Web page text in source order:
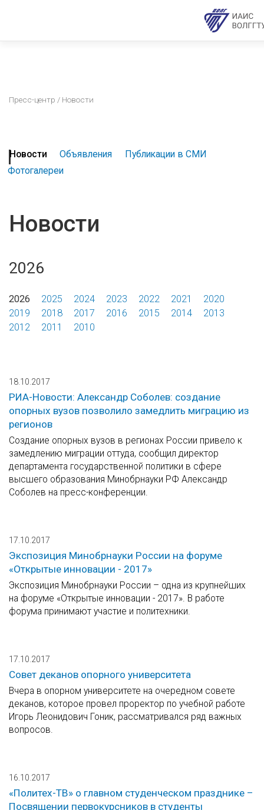
Пресс-центр / Новости
Новости Объявления
Публикации в СМИ
Фотогалереи
Новости
2026
2026 2025 2024 2023 2022 2021
2020
2019
2018 2017 2016 2015 2014
2013
2012
2011 2010
18.10.2017
РИА-Новости: Александр Соболев: создание
опорных вузов позволило замедлить миграцию из
регионов
Создание опорных вузов в регионах России привело к
замедлению миграции оттуда, сообщил директор
департамента государственной политики в сфере
высшего образования Минобрнауки РФ Александр
Соболев на пресс-конференции.
17.10.2017
Экспозиция Минобрнауки России на форуме
«Открытые инновации - 2017»
Экспозиция Минобрнауки России – одна из крупнейших
на форуме «Открытые инновации - 2017». В работе
форума принимают участие и политехники.
17.10.2017
Совет деканов опорного университета
Вчера в опорном университете на очередном совете
деканов, которое провел проректор по учебной работе
Игорь Леонидович Гоник, рассматривался ряд важных
вопросов.
16.10.2017
«Политех-ТВ» о главном студенческом празднике –
Посвящении первокурсников в студенты